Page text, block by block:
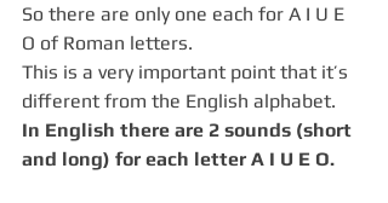
So there are only one each for A I U E
O of Roman letters.
This is a very important point that it’s
different from the English alphabet.
In English there are 2 sounds (short
and long) for each letter A I U E O.